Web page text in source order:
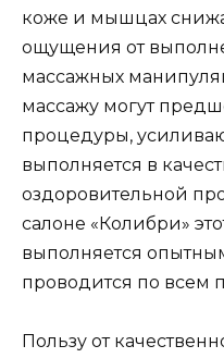
коже и мышцах
ощущения от
массажных
массажу могут
процедуры,
выполняется в
оздоровительной
салоне «Колибри»
выполняется
проводится по всем
Пользу от